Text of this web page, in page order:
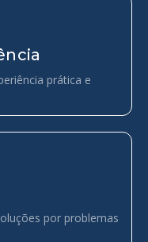
prática e
por problemas